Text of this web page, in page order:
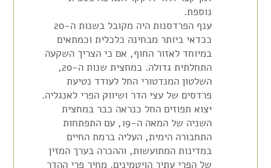
נוספת.
ענף הפרדסנות היה מקובל בשנות ה-20
ככדאי ביותר מבחינה כלכלית וכמתאים
במיוחד לאזור החוף, אם כי הצריך השקעה
התחלתית גדולה. במחצית שנות ה-20,
השלטון המנדטורי החל לעודד נטיעת
פרדסים של עצי הדר ושיווק הפרי לאנגליה.
יצוא תפוזים החל כנראה כבר במחצית
השניה של המאה ה-19, עם התפתחות
התחבורה הימית, העליה ברמת החיים
במדינות המתועשות, וההכרה בערך המזין
של הפרי עתיר הויטמינים. מחיר פרי ההדר